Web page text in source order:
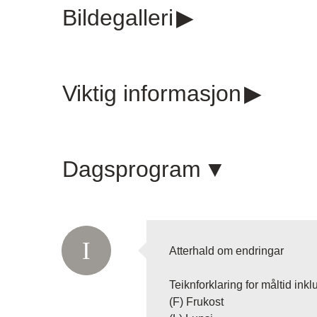
Bildegalleri
Viktig informasjon
Dagsprogram
Atterhald om endringar
Teiknforklaring for måltid
(F) Frukost